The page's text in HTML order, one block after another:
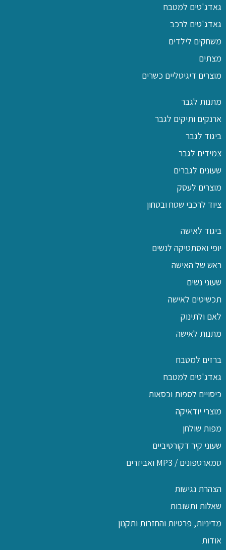
גאדג'טים למטבח
גאדג'טים לרכב
משחקים לילדים
מצתים
מוצרים דיגיטליים כשרים
מתנות לגבר
ארנקים ותיקים לגבר
ביגוד לגבר
צמידים לגבר
שעונים לגברים
מוצרים לעסק
ציוד לרכבי שטח ובטחון
ביגוד לאישה
יופי ואסתטיקה לנשים
ראש של האישה
שעוני נשים
תכשיטים לאישה
לאם ולתינוק
מתנות לאישה
ברזים למטבח
גאדג'טים למטבח
כיסויים לספות וכסאות
מוצרי יודאיקה
מפות שולחן
שעוני קיר דקורטיביים
סמארטפונים / MP3 ואביזרים
הצהרת נגישות
שאלות ותשובות
מדיניות, פרטיות והחזרות ותקנון
אודות